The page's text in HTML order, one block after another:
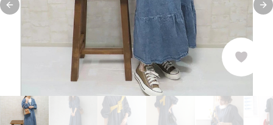
Previous slide